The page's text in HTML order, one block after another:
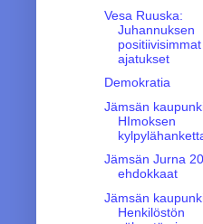
Vesa Ruuska:
Juhannuksen
positiivisimmat
ajatukset
Demokratia
Jämsän
HImoksen
Jämsän Jurna
ehdokkaat
Jämsän
Henkilöstön